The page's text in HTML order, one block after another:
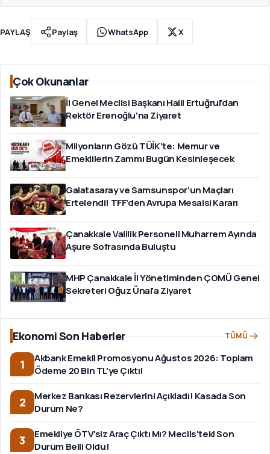
PAYLAŞ Paylaş WhatsApp X
Çok Okunanlar
İl Genel Meclisi Başkanı Halil Ertuğrul'dan
Rektör Erenoğlu'na Ziyaret
Milyonların Gözü TÜİK'te: Memur ve
Emeklilerin Zammı Bugün Kesinleşecek
Galatasaray ve Samsunspor’un Maçları
Ertelendi! TFF’den Avrupa Mesaisi Kararı
Çanakkale Valilik Personeli Muharrem Ayında
Aşure Sofrasında Buluştu
MHP Çanakkale İl Yönetiminden ÇOMÜ Genel
Sekreteri Oğuz Ünal'a Ziyaret
Ekonomi Son Haberler TÜMÜ
1
Akbank Emekli Promosyonu Ağustos 2026: Toplam
Ödeme 20 Bin TL'ye Çıktı!
2
Merkez Bankası Rezervlerini Açıkladı! Kasada Son
Durum Ne?
3
Emekliye ÖTV'siz Araç Çıktı Mı? Meclis'teki Son
Durum Belli Oldu!